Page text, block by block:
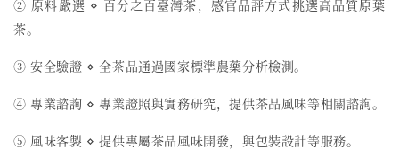
② 原料嚴選 ⋄ 百分之百臺灣茶，感官品評方式挑選高品質原葉
茶。
③ 安全驗證 ⋄ 全茶品通過國家標準農藥分析檢測。
④ 專業諮詢 ⋄ 專業證照與實務研究，提供茶品風味等相關諮詢。
⑤ 風味客製 ⋄ 提供專屬茶品風味開發，與包裝設計等服務。